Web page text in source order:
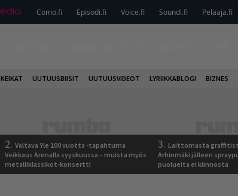
Como.fi Episodi.fi Voice.fi Soundi.fi Pelaaja.fi
KEIKAT UUTUUSBIISIT UUTUUSVIDEOT LYRIIKKABLOGI BIZNES
2. Valtava Yle 100 vuotta -tapahtuma
Veikkaus Arenalla syyskuussa – muista myös
metalliklassikot-konsertti
3. Laittomasta
Arhinmäki jälleen
puolueita ei kiinnosta